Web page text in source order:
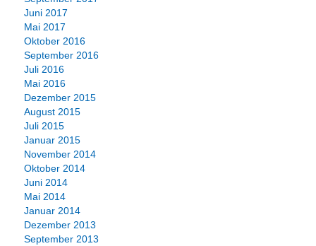
Juni 2017
Mai 2017
Oktober 2016
September 2016
Juli 2016
Mai 2016
Dezember 2015
August 2015
Juli 2015
Januar 2015
November 2014
Oktober 2014
Juni 2014
Mai 2014
Januar 2014
Dezember 2013
September 2013